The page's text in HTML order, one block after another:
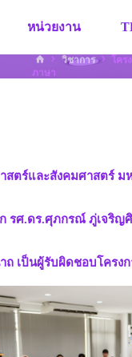
หน่วยงาน
HOMEวิชาการ
โคร
ภาษา
ตร์และสังคมศาสตร์ ม
าก รศ.ดร.ศุภกรณ์ ภู่เจริ
เป็นผู้รับผิดชอบโครงก